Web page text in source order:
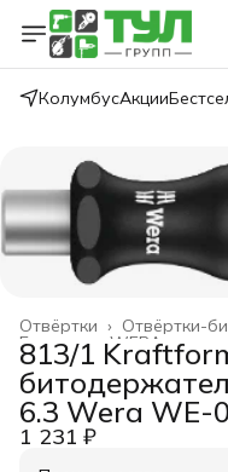
КолумбусАкции
Отвёртки-
Отвёртки ›
WERA
Главная
813/1
6.3 Wera WE-
1 231 ₽